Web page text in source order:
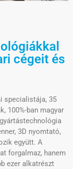
cégeit és
specialistája, 35
100%-ban magyar
3D nyomtató,
együtt. A
forgalmaz, hanem
ezer alkatrészt